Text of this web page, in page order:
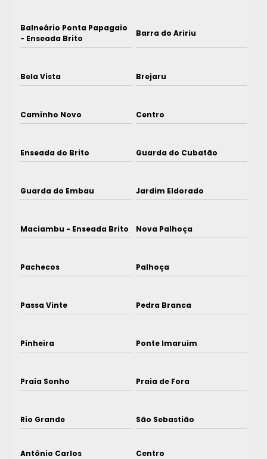
Balneário Ponta Papagaio
- Enseada Brito
Barra do Aririu
Bela Vista Brejaru
Caminho Novo Centro
Enseada do Brito Guarda do Cubatão
Guarda do Embau Jardim Eldorado
Maciambu - Enseada Brito Nova Palhoça
Pachecos Palhoça
Passa Vinte Pedra Branca
Pinheira Ponte Imaruim
Praia Sonho Praia de Fora
Rio Grande São Sebastião
Antônio Carlos Centro